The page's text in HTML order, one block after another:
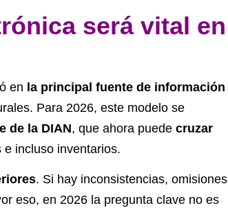
será vital en
en la principal fuente de información
Para 2026, este modelo se
de la DIAN, que ahora puede cruzar
incluso inventarios.
. Si hay inconsistencias, omisiones
eso, en 2026 la pregunta clave no es